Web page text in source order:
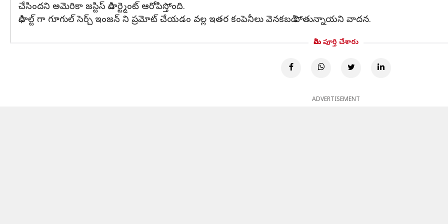
చేసిందని అమెరికా జస్టిస్ డిపార్ట్మెంట్ ఆరోపిస్తోంది.
డిఫాల్ట్ గా గూగుల్ సెర్చ్ ఇంజన్ ని ప్రమోట్ చేయడం వల్ల ఇతర కంపెనీలు వెనకబడి పోతున్నాయని వాదన.
మీరు పూర్తి చేశారు
ADVERTISEMENT